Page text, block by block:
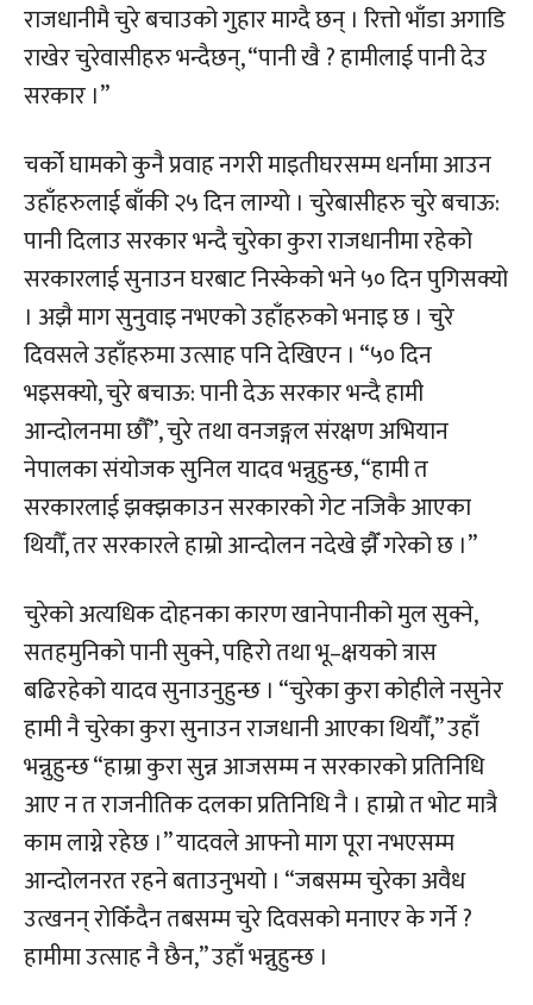
राजधानीमै चुरे बचाउको गुहार माग्दै छन् । रित्तो भाँडा अगाडि
राखेर चुरेवासीहरु भन्दैछन्, “पानी खै ? हामीलाई पानी देउ
सरकार ।”
चर्को घामको कुनै प्रवाह नगरी माइतीघरसम्म धर्नामा आउन
उहाँहरुलाई बाँकी २५ दिन लाग्यो । चुरेबासीहरु चुरे बचाऊ:
पानी दिलाउ सरकार भन्दै चुरेका कुरा राजधानीमा रहेको
सरकारलाई सुनाउन घरबाट निस्केको भने ५० दिन पुगिसक्यो
। अझै माग सुनुवाइ नभएको उहाँहरुको भनाइ छ । चुरे
दिवसले उहाँहरुमा उत्साह पनि देखिएन । “५० दिन
भइसक्यो, चुरे बचाऊ: पानी देऊ सरकार भन्दै हामी
आन्दोलनमा छौँ”, चुरे तथा वनजङ्गल संरक्षण अभियान
नेपालका संयोजक सुनिल यादव भन्नुहुन्छ, “हामी त
सरकारलाई झक्झकाउन सरकारको गेट नजिकै आएका
थियौँ, तर सरकारले हाम्रो आन्दोलन नदेखे झैँ गरेको छ ।”
चुरेको अत्यधिक दोहनका कारण खानेपानीको मुल सुक्ने,
सतहमुनिको पानी सुक्ने, पहिरो तथा भू–क्षयको त्रास
बढिरहेको यादव सुनाउनुहुन्छ । “चुरेका कुरा कोहीले नसुनेर
हामी नै चुरेका कुरा सुनाउन राजधानी आएका थियौँ,” उहाँ
भन्नुहुन्छ “हाम्रा कुरा सुन्न आजसम्म न सरकारको प्रतिनिधि
आए न त राजनीतिक दलका प्रतिनिधि नै । हाम्रो त भोट मात्रै
काम लाग्ने रहेछ ।” यादवले आफ्नो माग पूरा नभएसम्म
आन्दोलनरत रहने बताउनुभयो । “जबसम्म चुरेका अवैध
उत्खनन् रोकिँदैन तबसम्म चुरे दिवसको मनाएर के गर्ने ?
हामीमा उत्साह नै छैन,” उहाँ भन्नुहुन्छ ।